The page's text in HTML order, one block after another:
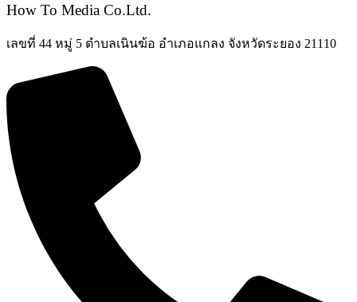
How To Media Co.Ltd.
เลขที่ 44 หมู่ 5 ตำบลเนินฆ้อ อำเภอแกลง จังหวัดระยอง 21110